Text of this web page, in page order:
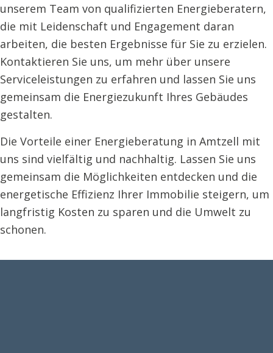
unserem Team von qualifizierten Energieberatern,
die mit Leidenschaft und Engagement daran
arbeiten, die besten Ergebnisse für Sie zu erzielen.
Kontaktieren Sie uns, um mehr über unsere
Serviceleistungen zu erfahren und lassen Sie uns
gemeinsam die Energiezukunft Ihres Gebäudes
gestalten.
Die Vorteile einer Energieberatung in Amtzell mit
uns sind vielfältig und nachhaltig. Lassen Sie uns
gemeinsam die Möglichkeiten entdecken und die
energetische Effizienz Ihrer Immobilie steigern, um
langfristig Kosten zu sparen und die Umwelt zu
schonen.